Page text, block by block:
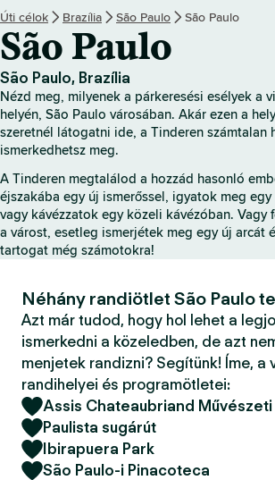
Úti célok Brazília São Paulo São Paulo
São Paulo
São Paulo, Brazília
Nézd meg, milyenek a párkeresési esélyek a
helyén, São Paulo városában. Akár ezen a
szeretnél látogatni ide, a Tinderen számtalan
ismerkedhetsz meg.
A Tinderen megtalálod a hozzád hasonló
éjszakába egy új ismerőssel, igyatok meg
vagy kávézzatok egy közeli kávézóban. Vagy
a várost, esetleg ismerjétek meg egy új arcát
tartogat még számotokra!
Néhány randiötlet São Paulo
Azt már tudod, hogy hol lehet a
ismerkedni a közeledben, de azt
menjetek randizni? Segítünk! Íme, a
randihelyei és programötletei:
Assis Chateaubriand Művészeti
Paulista sugárút
Ibirapuera Park
São Paulo-i Pinacoteca